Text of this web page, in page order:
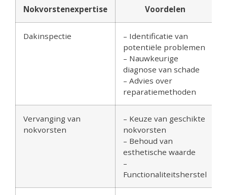
Nokvorstenexpertise Voordelen
Dakinspectie
– Identificatie van
potentiële problemen
– Nauwkeurige
diagnose van schade
– Advies over
reparatiemethoden
Vervanging van
nokvorsten
– Keuze van geschikte
nokvorsten
– Behoud van
esthetische waarde
–
Functionaliteitsherstel